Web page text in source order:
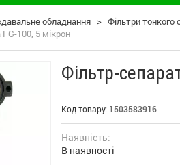
обладнання > Фільтри тонкого
100, 5 мікрон
Фільтр-
Код товару: 1503583916
Наявність:
В наявності